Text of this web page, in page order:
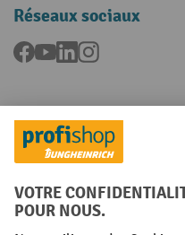
Réseaux sociaux
Facebook
YouTubeLinkedInInstagram
Langues
FR NL